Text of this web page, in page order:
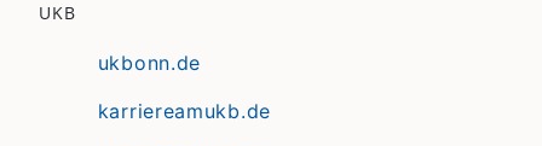
UKB
ukbonn.de
karriereamukb.de